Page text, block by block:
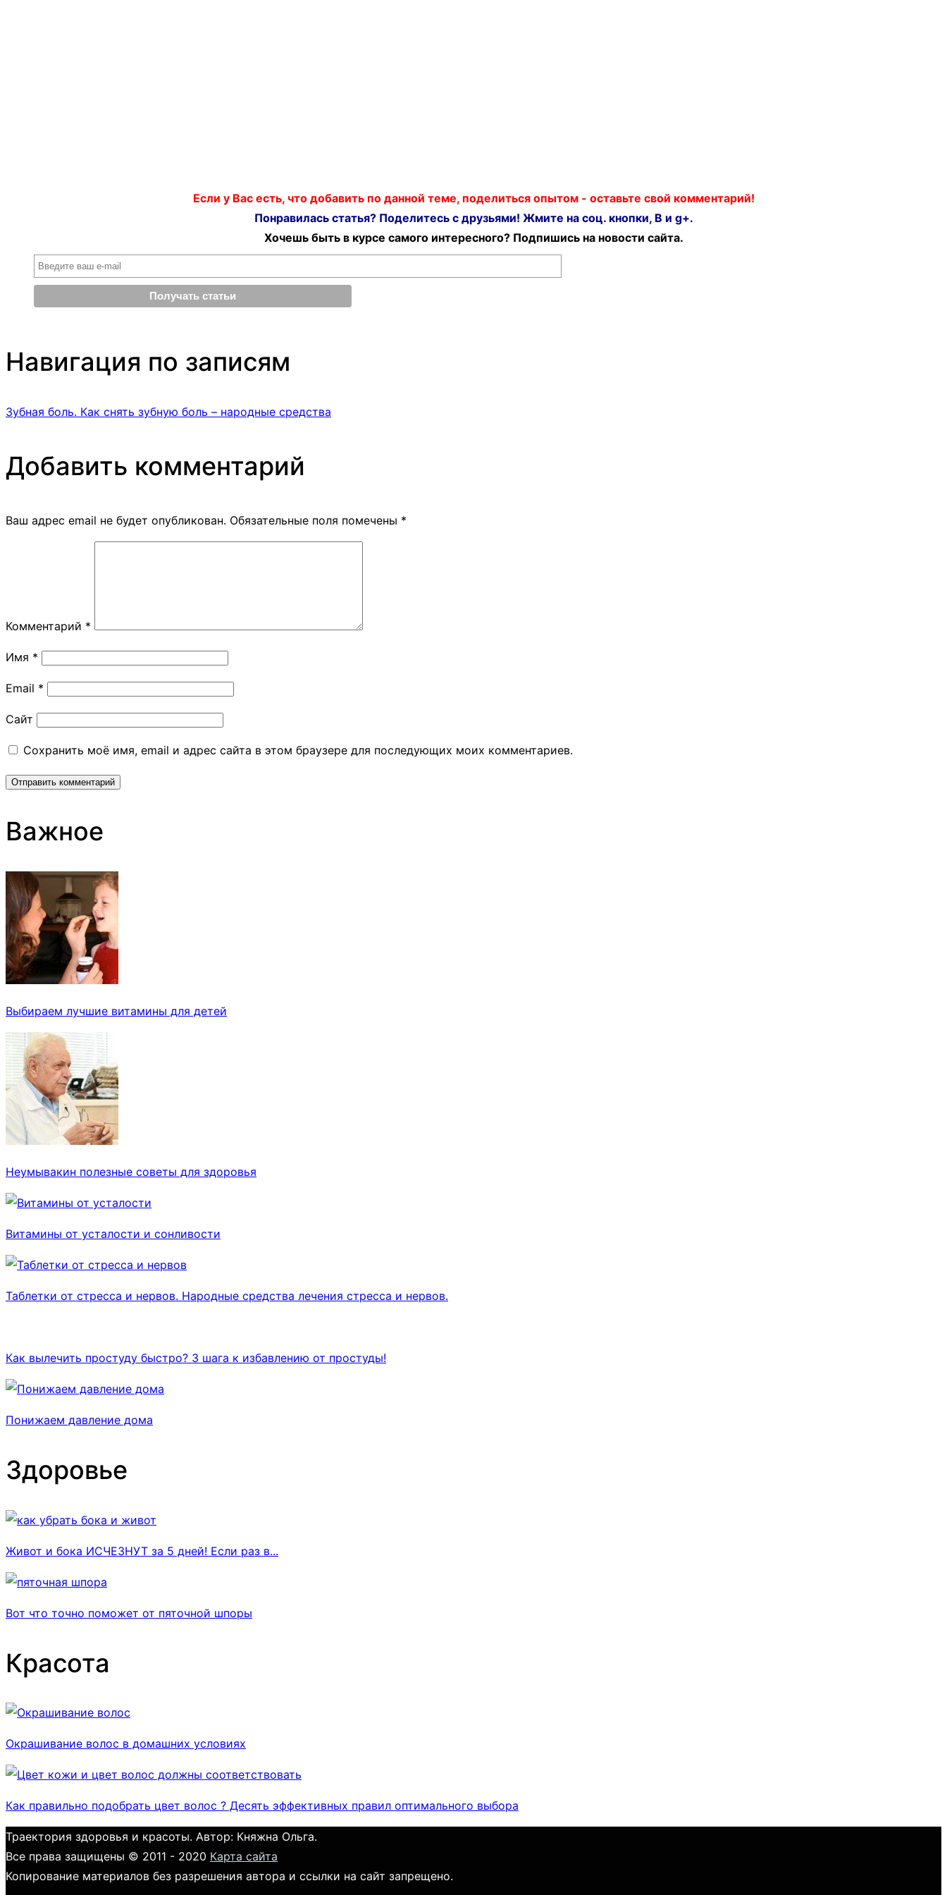
Если у Вас есть, что добавить по данной теме, поделиться опытом - оставьте свой комментарий!
Понравилась статья? Поделитесь с друзьями! Жмите на соц. кнопки, В и g+.
Хочешь быть в курсе самого интересного? Подпишись на новости сайта.
Навигация по записям
Зубная боль. Как снять зубную боль – народные средства
Добавить комментарий
Ваш адрес email не будет опубликован. Обязательные поля помечены *
Комментарий *
Имя *
Email *
Сайт
Сохранить моё имя, email и адрес сайта в этом браузере для последующих моих комментариев.
Важное
Выбираем лучшие витамины для детей
Неумывакин полезные советы для здоровья
Витамины от усталости и сонливости
Таблетки от стресса и нервов. Народные средства лечения стресса и нервов.
Как вылечить простуду быстро? 3 шага к избавлению от простуды!
Понижаем давление дома
Здоровье
Живот и бока ИСЧЕЗНУТ за 5 дней! Если раз в...
Вот что точно поможет от пяточной шпоры
Красота
Окрашивание волос в домашних условиях
Как правильно подобрать цвет волос ? Десять эффективных правил оптимального выбора
Траектория здоровья и красоты. Автор: Княжна Ольга.
Все права защищены © 2011 - 2020 Карта сайта
Копирование материалов без разрешения автора и ссылки на сайт запрещено.